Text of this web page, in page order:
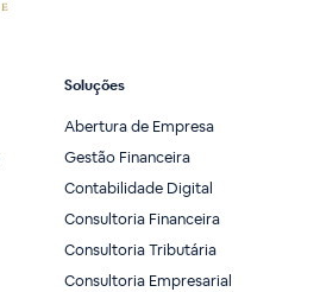
Soluções
Abertura de Empresa
Gestão Financeira
Contabilidade Digital
Consultoria Financeira
Consultoria Tributária
Consultoria Empresarial